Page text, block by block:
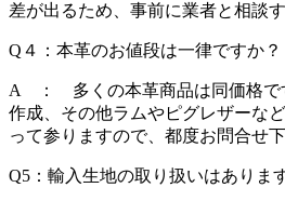
差が出るため、事前に業者と相談
Q４：本革のお値段は一律ですか？
A ： 多くの本革商品は同価格で
作成、その他ラムやピグレザーな
って参りますので、都度お問合せ
Q5：輸入生地の取り扱いはありま